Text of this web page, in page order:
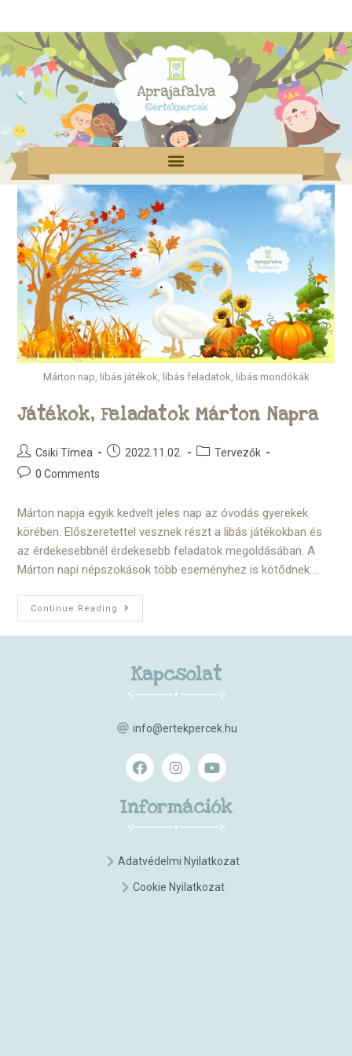
Márton nap, libás játékok, libás feladatok, libás mondókák
Játékok, Feladatok Márton Napra
Csiki Tímea 2022.11.02.
Tervezők
0 Comments
Márton napja egyik kedvelt jeles nap az óvodás gyerekek
körében. Előszeretettel vesznek részt a libás játékokban és
az érdekesebbnél érdekesebb feladatok megoldásában. A
Márton napi népszokások több eseményhez is kötődnek:…
Continue Reading
Információk
Adatvédelmi Nyilatkozat
Cookie Nyilatkozat
Kapcsolat
info@ertekpercek.hu